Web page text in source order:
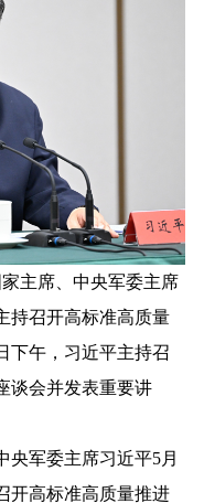
主席、中央军委主席
持召开高标准高质量
下午，习近平主持召
谈会并发表重要讲
军委主席习近平5月
开高标准高质量推进